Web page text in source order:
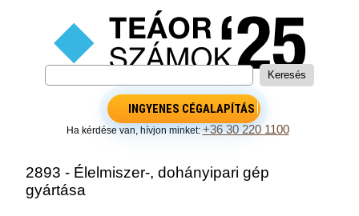
INGYENES CÉGALAPÍTÁS
Ha kérdése van, hívjon minket:+36 30 220 1100
2893 - Élelmiszer-, dohányipari gép
gyártása